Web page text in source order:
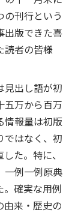
刊行という
出版できた喜
読者の皆様
見出し語が初
五万から百万
情報量は初版
ではなく、初
た。特に、
一例一例原典
確実な用例
由来・歴史の